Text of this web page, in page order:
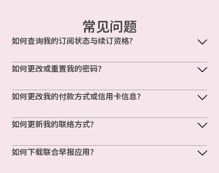
常见问题
如何查询我的订阅状态与续订资格?
如何更改或重置我的密码？
如何更改我的付款方式或信用卡信息？
如何更新我的联络方式？
如何下载联合早报应用？